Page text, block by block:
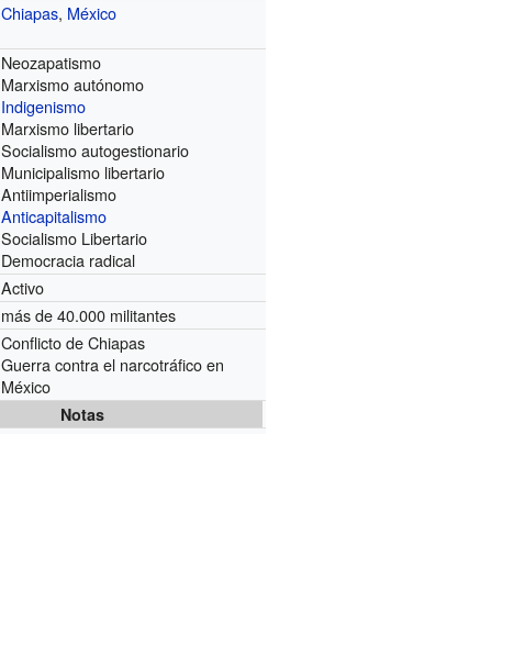
Chiapas, México
Neozapatismo
Marxismo autónomo
Indigenismo
Marxismo libertario
Socialismo autogestionario
Municipalismo libertario
Antiimperialismo
Anticapitalismo
Socialismo Libertario
Democracia radical
Activo
más de 40.000 militantes
Conflicto de Chiapas
Guerra contra el narcotráfico en
México
Notas